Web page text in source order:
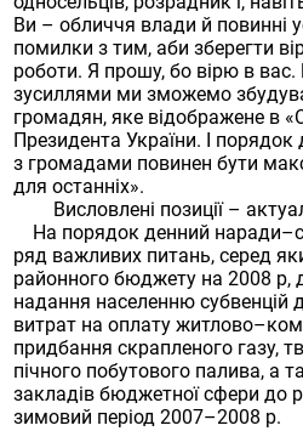
Ви – обличчя влади й повинні
помилки з тим, аби зберегти
роботи. Я прошу, бо вірю в вас.
зусиллями ми зможемо
громадян, яке відображене в
Президента України. І
з громадами повинен бути
для останніх».
Висловлені позиції –
На порядок денний
ряд важливих питань, серед
районного бюджету на 2008 р,
надання населенню субвенцій
витрат на оплату
придбання скрапленого газу,
пічного побутового палива, а
закладів бюджетної сфери до
зимовий період 2007–2008 р.